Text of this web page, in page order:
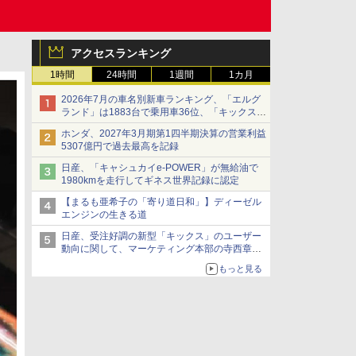
アクセスランキング
1時間 24時間 1週間 1カ月
2026年7月の車名別新車ランキング、「エルグ
ランド」は1883台で乗用車36位、「キックス」
は2591台で27位に
ホンダ、2027年3月期第1四半期決算の営業利益
5307億円で過去最高を記録
日産、「キャシュカイe-POWER」が無給油で
1980kmを走行してギネス世界記録に認定
【まるも亜希子の「寄り道日和」】ディーゼル
エンジンの生きる道
日産、受注好調の新型「キックス」のユーザー
動向に関して、マーケティング本部の寺西章氏
もっと見る